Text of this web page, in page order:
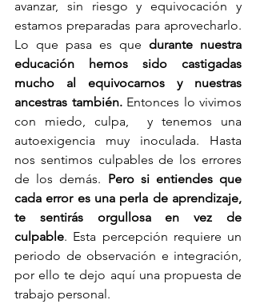
avanzar, sin riesgo y equivocación y
estamos preparadas para aprovecharlo.
Lo que pasa es que durante nuestra
educación hemos sido castigadas
mucho al equivocarnos y nuestras
ancestras también. Entonces lo vivimos
con miedo, culpa,  y tenemos una
autoexigencia muy inoculada. Hasta
nos sentimos culpables de los errores
de los demás. Pero si entiendes que
cada error es una perla de aprendizaje,
te sentirás orgullosa en vez de
culpable. Esta percepción requiere un
periodo de observación e integración,
por ello te dejo aquí una propuesta de
trabajo personal.